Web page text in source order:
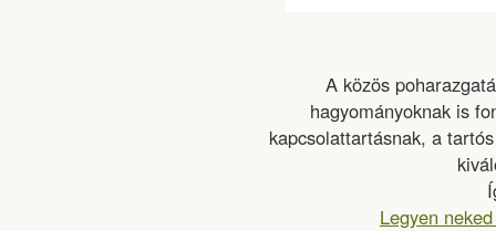
A közös
hagyományoknak is
kapcsolattartásnak, a
Legyen